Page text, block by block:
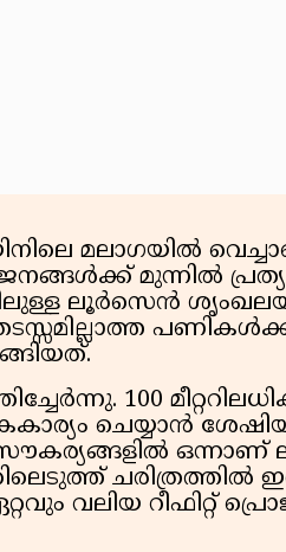
മലാഗയിൽ
മുന്നിൽ
ലൂർസെൻ
100
ചെയ്യാൻ
ചരിത്രത്തിൽ
വലിയ റീഫിറ്റ്